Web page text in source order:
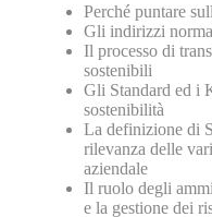
Perché puntare
Gli indirizzi
Il processo di
sostenibili
Gli Standard ed i
sostenibilità
La definizione di
rilevanza delle
aziendale
Il ruolo degli
e la gestione dei